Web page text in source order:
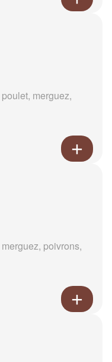
merguez,
poivrons,